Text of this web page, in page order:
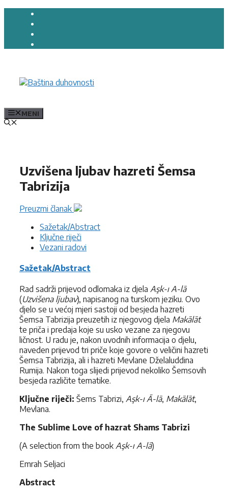
Preskoči
MENI
Uzvišena ljubav hazreti Šemsa
Tabrizija
Preuzmi članak
Sažetak/Abstract
Ključne riječi
Vezani radovi
Sažetak/Abstract
Rad sadrži prijevod odlomaka iz djela Aşk-ı A-lā
(Uzvišena ljubav), napisanog na turskom jeziku. Ovo
djelo se u većoj mjeri sastoji od besjeda hazreti
Šemsa Tabrizija preuzetih iz njegovog djela Makālāt
te priča i predaja koje su usko vezane za njegovu
ličnost. U radu je, nakon uvodnih informacija o djelu,
naveden prijevod tri priče koje govore o veličini hazreti
Šemsa Tabrizija, ali i hazreti Mevlane Dželaluddina
Rumija. Nakon toga slijedi prijevod nekoliko Šemsovih
besjeda različite tematike.
Ključne riječi: Šems Tabrizi, Aşk-ı Ā-lā, Makālāt,
Mevlana.
The Sublime Love of hazrat Shams Tabrizi
(A selection from the book Aşk-ı A-lā)
Emrah Seljaci
Abstract